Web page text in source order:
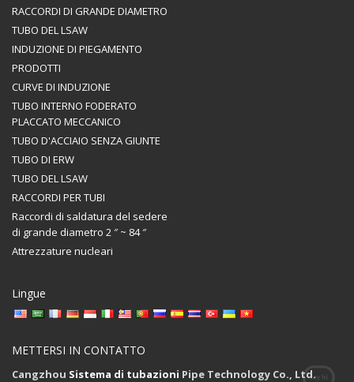
RACCORDI DI GRANDE DIAMETRO
TUBO DEL LSAW
INDUZIONE DI PIEGAMENTO
PRODOTTI
CURVE DI INDUZIONE
TUBO INTERNO FODERATO
PLACCATO MECCANICO
TUBO D'ACCIAIO SENZA GIUNTE
TUBO DI ERW
TUBO DEL LSAW
RACCORDI PER TUBI
Raccordi di saldatura del sedere
di grande diametro 2 ″ ~ 84 ″
Attrezzature nucleari
Lingue
METTERSI IN CONTATTO
Cangzhou Sistema di tubazioni Pipe Technology Co., Ltd.